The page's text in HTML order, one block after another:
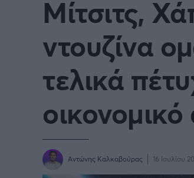
Μίτσιτς,
ντουζίνα
τελικά
Αντώνης Καλκαβούρας 16 Ιουλίου